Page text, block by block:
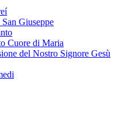
Giuseppe
Cuore di Maria
del Nostro Signore Gesù